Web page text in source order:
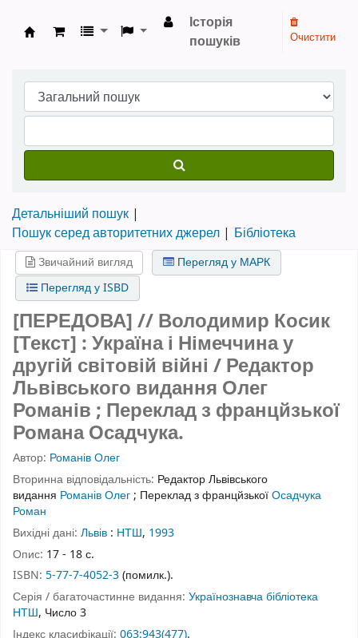
Бібліотека НТШ › Електронний каталог
Історія
пошуків
Очистити
Детальніший пошук
Пошук серед авторитетних джерел
Бібліотека
Звичайний вигляд
Перегляд у МАРК
Перегляд у ISBD
[ПЕРЕДОВА] // Володимир Косик
[Текст] : Україна і Німеччина у
другій світовій війні / Редактор
Львівського видання Олег
Романів ; Переклад з францйзької
Романа Осадчука.
Автор: Романів Олег
Вторинна відповідальність: Редактор Львівського
видання Романів Олег; Переклад з францйзькоїОсадчука
Роман
Вихідні дані: Львів : НТШ, 1993
Опис: 17 - 18 с.
ISBN: 5-77-7-4052-3(помилк.).
Серія / багаточастинне видання: Українознавча бібліотека
НТШ, Число 3
Індекс класифікації: 063:943(477).